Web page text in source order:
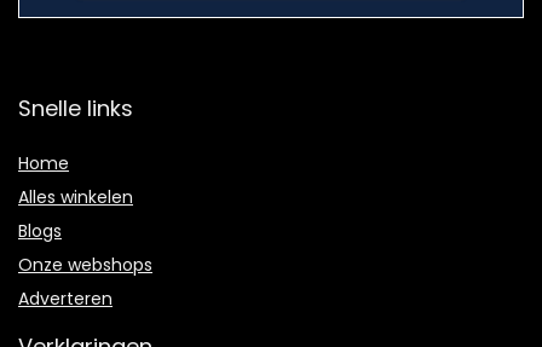
Snelle links
Home
Alles winkelen
Blogs
Onze webshops
Adverteren